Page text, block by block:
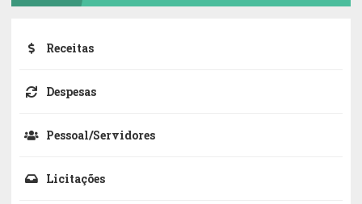
Receitas
Despesas
Pessoal/Servidores
Licitações